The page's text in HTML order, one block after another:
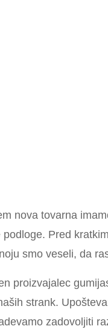
nova tovarna
podloge. Pred
smo veseli, da
proizvajalec
strank.
zadovoljiti